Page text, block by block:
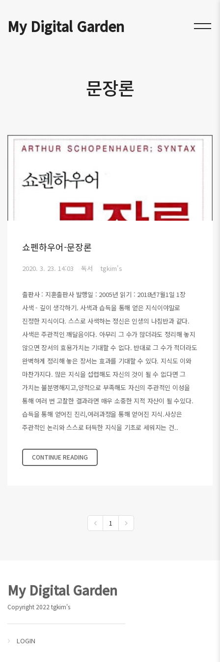
My Digital Garden
문장론
쇼펜하우어-문장론
2020. 3. 23. 14:03 독서 tgkim's
출판사 : 지훈출판사 발행일 : 2005년 읽기 : 2018년7월1일 1장
사색 - 깊이 생각하기. 사색과 습득을 통해 얻은 지식이야말로
진정한 지식이다. 스스로 사색하는 정신은 인생의 나침반과 같다.
사색은 주관적인 깨달음이다. 아무리 그 수가 많더라도 정리해 놓지
않으면 장서의 효용가치는 기대할 수 없다. 반대로 그 수가 적더라도
완벽하게 정리해 놓은 장서는 효과를 기대할 수 있다. 지식도 이와
마찬가지다. 많은 지식을 섭렵해도 자신의 것이 될 수 없다면 그
가치는 불분명해지고,양적으로 부족해도 자신의 주관적인 이성을
통해 여러 번 고찰한 결과라면 매우 소중한 지적 자산이 될 수있다.
습득을 통해 얻어진 진리,여러과정을 통해 얻어진 지식.사상은
주관적인 논리와 스스로 터득한 지식을 기초로 세워지는 건..
CONTINUE READING
1
Footer
My Digital Garden
Copyright 2022 tgkim's
LOGIN